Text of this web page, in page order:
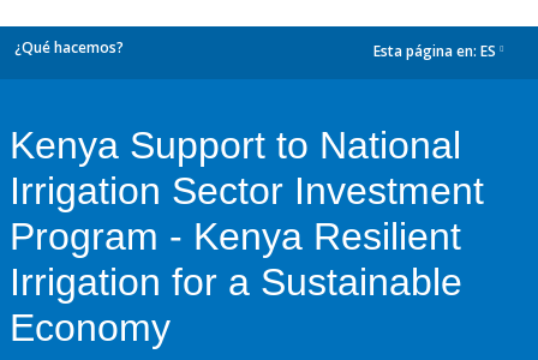
¿Qué hacemos? Esta página en: ES
Kenya Support to National
Irrigation Sector Investment
Program - Kenya Resilient
Irrigation for a Sustainable
Economy